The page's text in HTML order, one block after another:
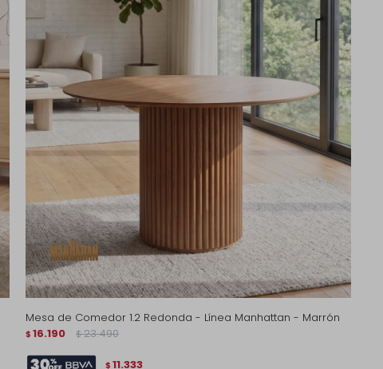
Mesa de Comedor 1.2 Redonda - Línea Manhattan - Marrón
$ 16.190 $ 23.490
$ 11.333